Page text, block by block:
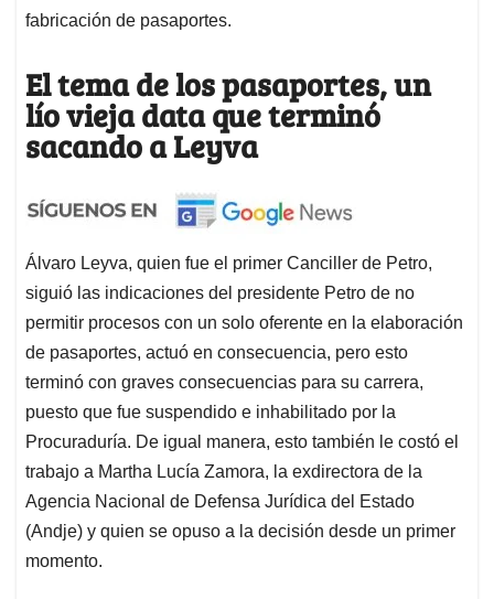
fabricación de pasaportes.
El tema de los pasaportes, un
lío vieja data que terminó
sacando a Leyva
Álvaro Leyva, quien fue el primer Canciller de Petro,
siguió las indicaciones del presidente Petro de no
permitir procesos con un solo oferente en la elaboración
de pasaportes, actuó en consecuencia, pero esto
terminó con graves consecuencias para su carrera,
puesto que fue suspendido e inhabilitado por la
Procuraduría. De igual manera, esto también le costó el
trabajo a Martha Lucía Zamora, la exdirectora de la
Agencia Nacional de Defensa Jurídica del Estado
(Andje) y quien se opuso a la decisión desde un primer
momento.